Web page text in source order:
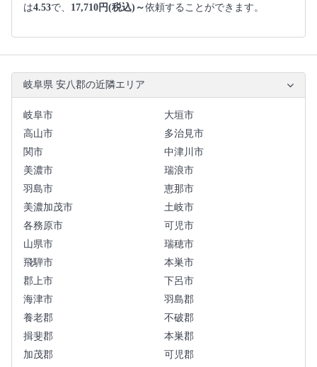
は4.53で、 17,710円(税込)～依頼することができます。
岐阜県 安八郡の近隣エリア
岐阜市
大垣市
高山市
多治見市
関市
中津川市
美濃市
瑞浪市
羽島市
恵那市
美濃加茂市
土岐市
各務原市
可児市
山県市
瑞穂市
飛騨市
本巣市
郡上市
下呂市
海津市
羽島郡
養老郡
不破郡
揖斐郡
本巣郡
加茂郡
可児郡